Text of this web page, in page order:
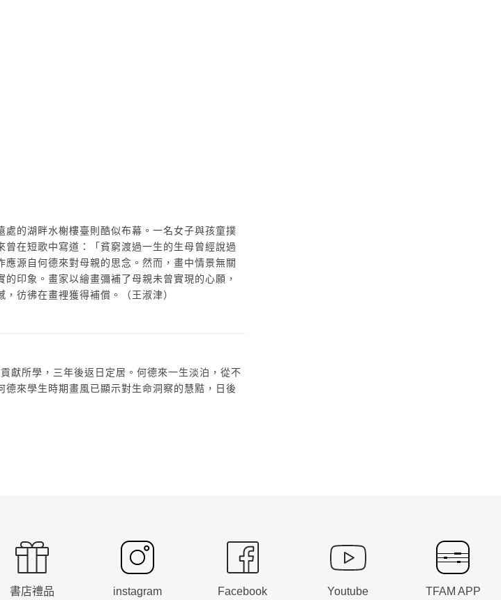
處的湖畔水榭樓臺則酷似布幕。一名女子與孩童撲
在短歌中寫道：「貧窮渡過一生的生母曾經說過
源自何德來對母親的思念。然而，畫中情景無關
印象。畫家以繪畫彌補了母親未曾實現的心願，
彷彿在畫裡獲得補償。（王淑津）
獻所學，三年後返日定居。何德來一生淡泊，從不
來學生時期畫風已顯示對生命洞察的慧黠，日後
書店禮品 instagram Facebook Youtube TFAM APP